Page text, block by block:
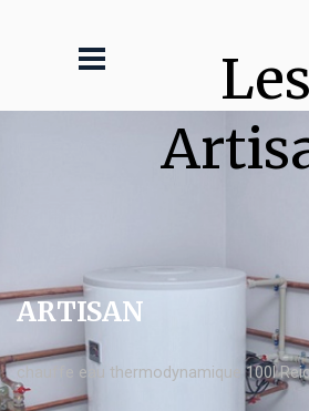
Les
ARTISAN
chauffe eau thermodynamique 100l